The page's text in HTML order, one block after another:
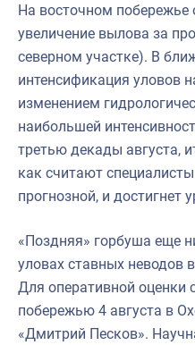
На восточном побережье
увеличение вылова за
северном участке). В
интенсификация уловов
изменением
наибольшей
третью декады августа,
как считают
прогнозной, и достигнет
«Поздняя» горбуша еще
уловах ставных неводов
Для оперативной оценки
побережью 4 августа в
«Дмитрий Песков».